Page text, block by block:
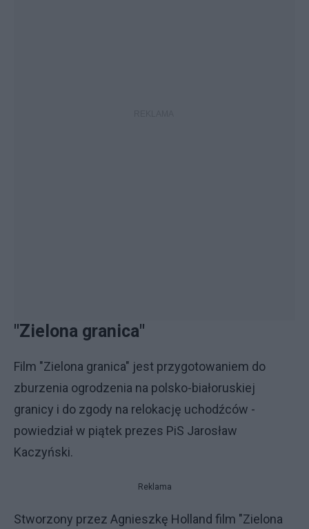
"Zielona granica"
Film "Zielona granica" jest przygotowaniem do
zburzenia ogrodzenia na polsko-białoruskiej
granicy i do zgody na relokację uchodźców -
powiedział w piątek prezes PiS Jarosław
Kaczyński.
Reklama
Stworzony przez Agnieszkę Holland film "Zielona